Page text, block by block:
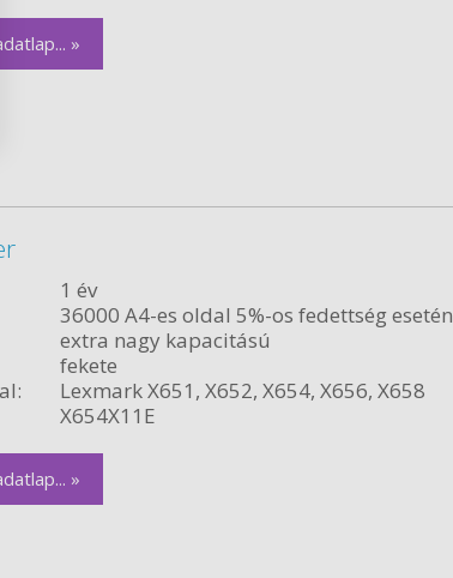
»
1 év
36000 A4-es oldal 5%-os fedettség esetén
extra nagy kapacitású
fekete
Lexmark X651, X652, X654, X656, X658
X654X11E
»